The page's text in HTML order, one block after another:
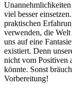
viel besser
praktischen
verwenden, die
uns auf eine
existiert. Denn
nicht vom Positiven
könnte. Sonst
Vorbereitung!